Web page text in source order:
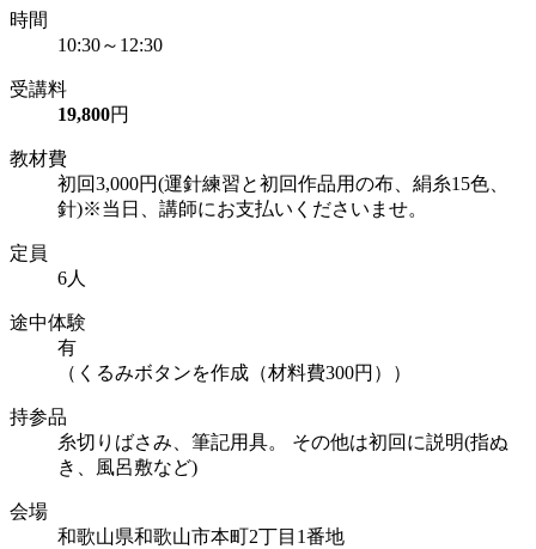
時間
10:30～12:30
受講料
19,800円
教材費
初回3,000円(運針練習と初回作品用の布、絹糸15色、
針)※当日、講師にお支払いくださいませ。
定員
6人
途中体験
有
（くるみボタンを作成（材料費300円））
持参品
糸切りばさみ、筆記用具。 その他は初回に説明(指ぬ
き、風呂敷など)
会場
和歌山県和歌山市本町2丁目1番地